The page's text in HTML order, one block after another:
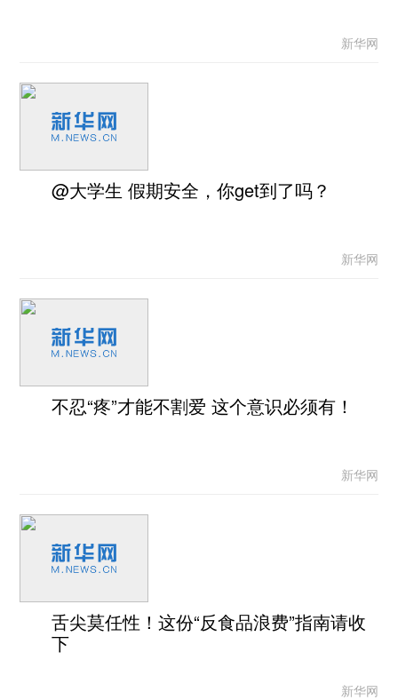
新华网
@大学生 假期安全，你get到了吗？
新华网
不忍“疼”才能不割爱 这个意识必须有！
新华网
舌尖莫任性！这份“反食品浪费”指南请收
下
新华网